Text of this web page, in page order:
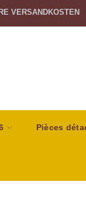
VERSANDKOSTEN
Pièces